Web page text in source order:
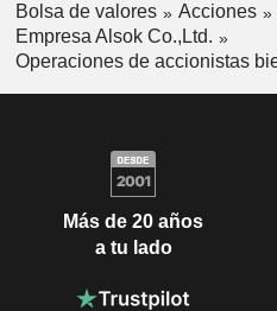
Bolsa de valores Acciones
Empresa Alsok Co.,Ltd.
Operaciones de accionistas
Más de 20 años
a tu lado